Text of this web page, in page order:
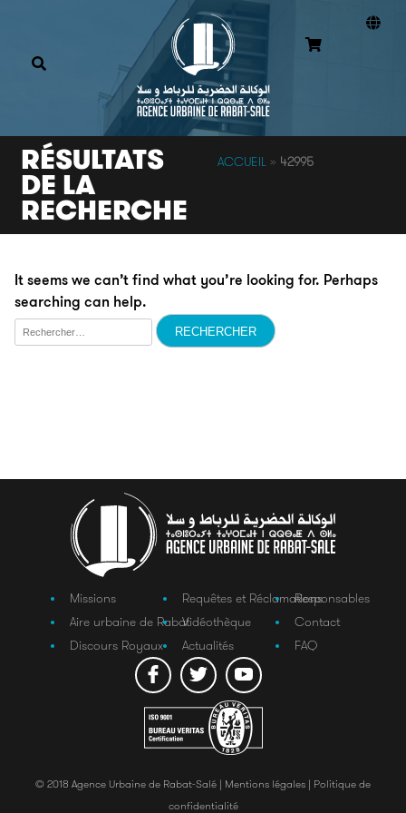
RÉSULTATS
DE LA
RECHERCHE
ACCUEIL » 42995
It seems we can’t find what you’re looking for. Perhaps
searching can help.
Rechercher :
Missions
Aire urbaine de Rabat
Discours Royaux
Requêtes et Réclamations
Vidéothèque
Actualités
Responsables
Contact
FAQ
© 2018 Agence Urbaine de Rabat-Salé | Mentions légales | Politique de
confidentialité